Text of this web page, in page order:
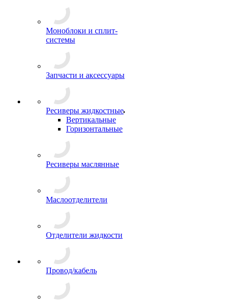
Моноблоки и сплит-
системы
Запчасти и аксессуары
Ресиверы жидкостные
Вертикальные
Горизонтальные
Ресиверы маслянные
Маслоотделители
Отделители жидкости
Провод/кабель